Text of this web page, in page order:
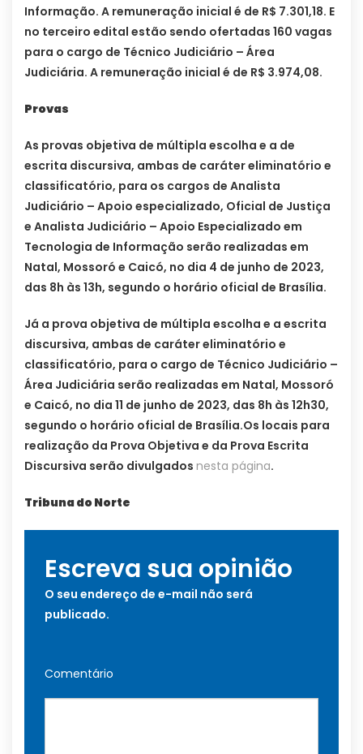
Informação. A remuneração inicial é de R$ 7.301,18. E
no terceiro edital estão sendo ofertadas 160 vagas
para o cargo de Técnico Judiciário – Área
Judiciária. A remuneração inicial é de R$ 3.974,08.
Provas
As provas objetiva de múltipla escolha e a de
escrita discursiva, ambas de caráter eliminatório e
classificatório, para os cargos de Analista
Judiciário – Apoio especializado, Oficial de Justiça
e Analista Judiciário – Apoio Especializado em
Tecnologia de Informação serão realizadas em
Natal, Mossoró e Caicó, no dia 4 de junho de 2023,
das 8h às 13h, segundo o horário oficial de Brasília.
Já a prova objetiva de múltipla escolha e a escrita
discursiva, ambas de caráter eliminatório e
classificatório, para o cargo de Técnico Judiciário –
Área Judiciária serão realizadas em Natal, Mossoró
e Caicó, no dia 11 de junho de 2023, das 8h às 12h30,
segundo o horário oficial de Brasília.Os locais para
realização da Prova Objetiva e da Prova Escrita
Discursiva serão divulgados nesta página.
Tribuna do Norte
Escreva sua opinião
O seu endereço de e-mail não será
publicado.
Comentário